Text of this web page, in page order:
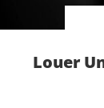
Louer